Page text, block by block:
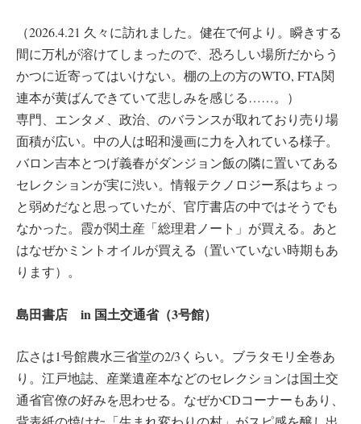
（2026.4.21 久々に訪れました。健在で何より。瞬きする
間に万札が溶けてしまったので、恐ろしい場所だからう
かつに近寄ってはいけない。棚の上の方のWTO, FTA関
連本が黄ばんできていて悲しみを感じる……。）
専門、エンタメ、政治、のバランスが取れており売り場
面積が広い。中の人は昭和漫画に力を入れている様子。
バロン吉本とつげ義春がダンジョン飯の隣に置いてある
セレクションが実に渋い。情報テクノロジー系はちょっ
と弱めだなと思っていたが、官庁書店の中ではそうでも
なかった。霞が関土産「総理君ノート」が買える。あと
はなぜかミントオイルが買える（置いていない時期もあ
ります）。
島田書店 in 国土交通省（3号館）
広さは1号館農水三省堂の2/3くらい。ブラタモリ全巻あ
り。江戸地誌、産業遺産本などのセレクションは国土交
通省官僚の好みを思わせる。なぜかCDコーナーもあり、